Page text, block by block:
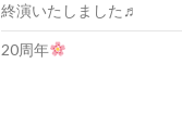
終演いたしました♬
20周年